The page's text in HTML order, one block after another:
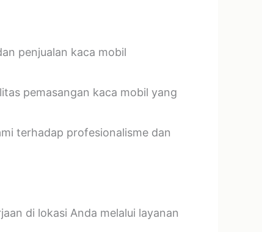
penjualan kaca mobil
pemasangan kaca mobil yang
terhadap profesionalisme dan
di lokasi Anda melalui layanan